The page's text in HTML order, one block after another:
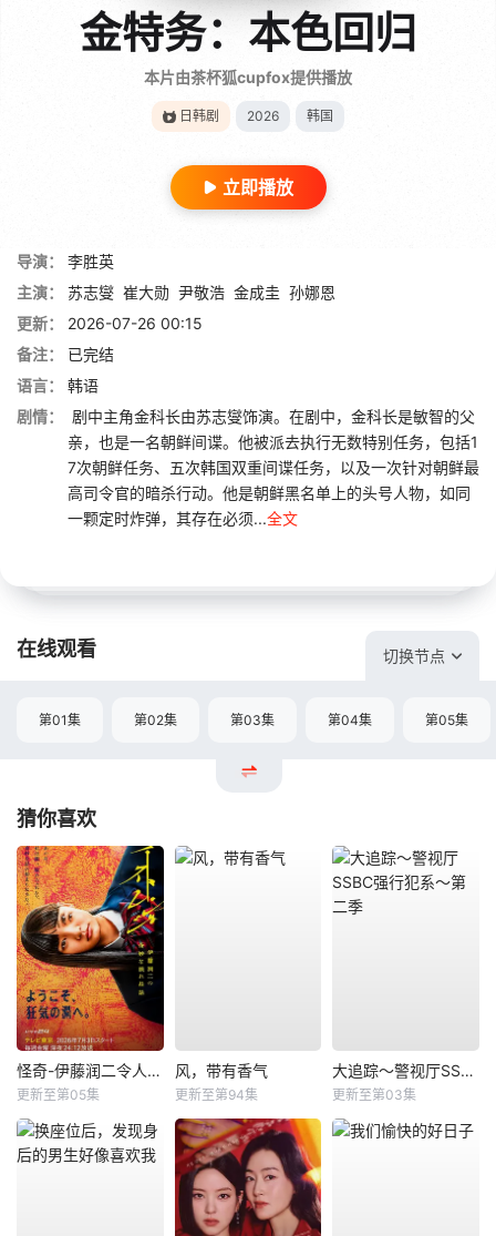
金特务：本色回归
本片由茶杯狐cupfox提供播放
日韩剧 2026 韩国
立即播放
导演：
李胜英
主演：
苏志燮 崔大勋 尹敬浩 金成圭 孙娜恩
更新：
2026-07-26 00:15
备注：
已完结
语言：
韩语
剧情：
剧中主角金科长由苏志燮饰演。在剧中，金科长是敏智的父
亲，也是一名朝鲜间谍。他被派去执行无数特别任务，包括1
7次朝鲜任务、五次韩国双重间谍任务，以及一次针对朝鲜最
高司令官的暗杀行动。他是朝鲜黑名单上的头号人物，如同
一颗定时炸弹，其存在必须...全文
在线观看 切换节点
第01集 第02集 第03集 第04集 第05集
猜你喜欢
怪奇-伊藤润二令人彻夜难眠的奇异故事－
更新至第05集
风，带有香气
更新至第94集
大追踪〜警视厅SSBC强行犯系〜第二季
更新至第03集